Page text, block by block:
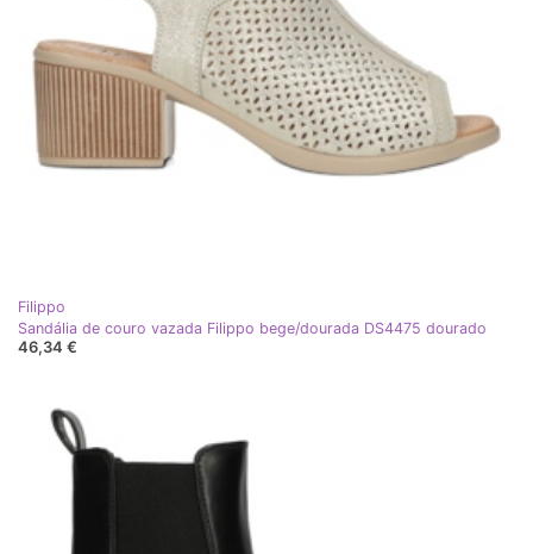
Filippo
Sandália de couro vazada Filippo bege/dourada DS4475 dourado
46,34 €